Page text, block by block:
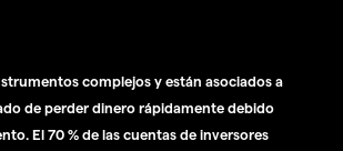
complejos y están asociados a
de perder dinero rápidamente debido
El 70 % de las cuentas de inversores